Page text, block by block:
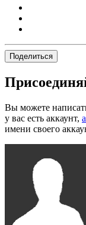
Поделиться
Вы можете
у вас есть аккаунт,
имени своего